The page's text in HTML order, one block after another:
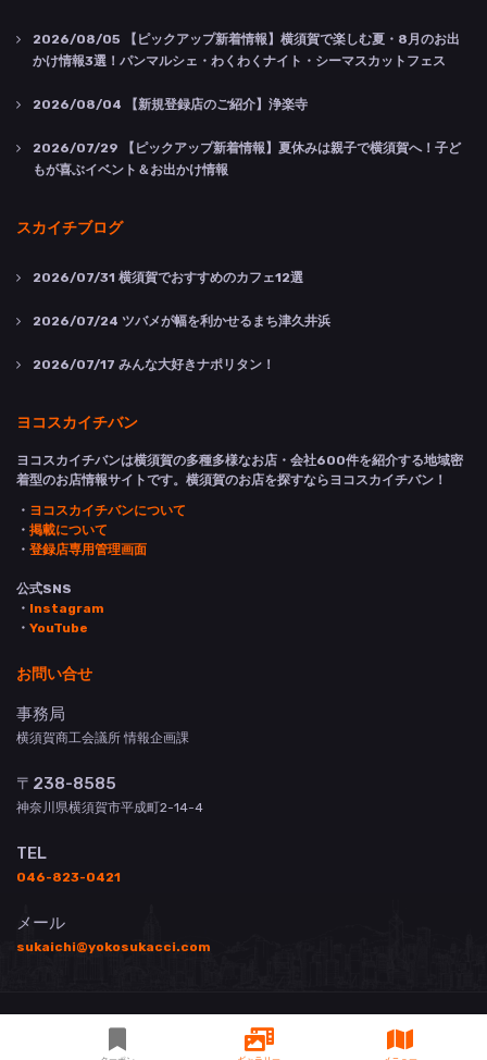
2026/08/05 【ピックアップ新着情報】横須賀で楽しむ夏・8月のお出
かけ情報3選！パンマルシェ・わくわくナイト・シーマスカットフェス
2026/08/04 【新規登録店のご紹介】浄楽寺
2026/07/29 【ピックアップ新着情報】夏休みは親子で横須賀へ！子ど
もが喜ぶイベント＆お出かけ情報
スカイチブログ
2026/07/31 横須賀でおすすめのカフェ12選
2026/07/24 ツバメが幅を利かせるまち津久井浜
2026/07/17 みんな大好きナポリタン！
ヨコスカイチバン
ヨコスカイチバンは横須賀の多種多様なお店・会社600件を紹介する地域密
着型のお店情報サイトです。横須賀のお店を探すならヨコスカイチバン！
・ ヨコスカイチバンについて
・ 掲載について
・ 登録店専用管理画面
公式SNS
・ Instagram
・ YouTube
お問い合せ
事務局
横須賀商工会議所 情報企画課
〒238-8585
神奈川県横須賀市平成町2-14-4
TEL
046-823-0421
メール
sukaichi@yokosukacci.com
© 横須賀商工会議所 All Rights Reserved.
掲載について
お問い合わせ 3